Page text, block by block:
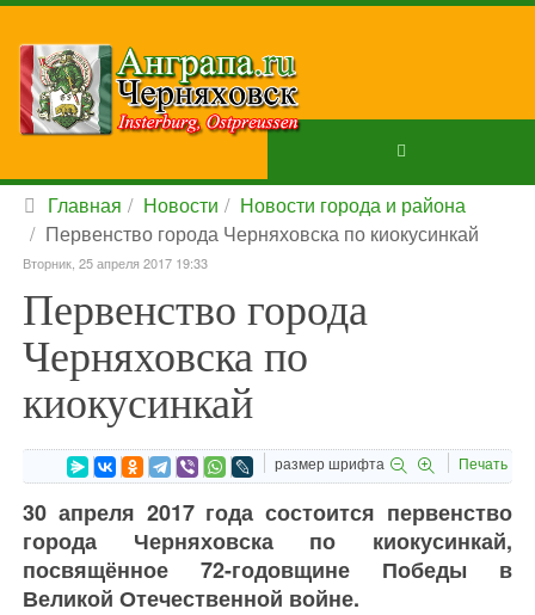
Главная Новости
Новости города и района
Первенство города Черняховска по киокусинкай
Вторник, 25 апреля 2017 19:33
Первенство города
Черняховска по
киокусинкай
размер шрифта Печать
30 апреля 2017 года состоится первенство
города Черняховска по киокусинкай,
посвящённое 72-годовщине Победы в
Великой Отечественной войне.